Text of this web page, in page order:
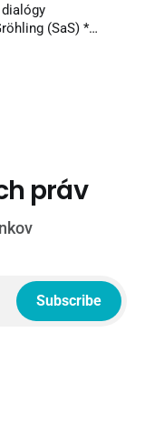
použite kupón:
(SaS) *
Stohlová (PS) *
práv
Subscribe